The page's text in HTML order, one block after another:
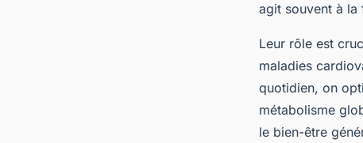
agit souvent à la
Leur rôle est
maladies
quotidien, on
métabolisme
le bien-être